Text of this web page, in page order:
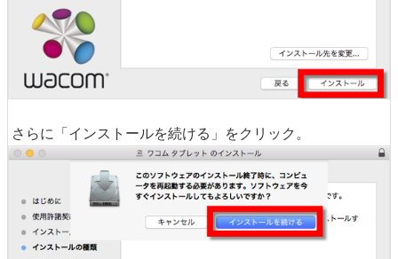
さらに「インストールを続ける」をクリック。